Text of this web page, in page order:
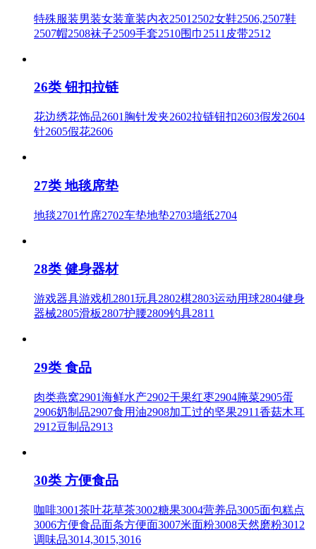
特殊服装男装女装童装内衣25012502女鞋2506,2507鞋
2507帽2508袜子2509手套2510围巾2511皮带2512
26类 钮扣拉链
花边绣花饰品2601胸针发夹2602拉链钮扣2603假发2604
针2605假花2606
27类 地毯席垫
地毯2701竹席2702车垫地垫2703墙纸2704
28类 健身器材
游戏器具游戏机2801玩具2802棋2803运动用球2804健身
器械2805滑板2807护腰2809钓具2811
29类 食品
肉类燕窝2901海鲜水产2902干果红枣2904腌菜2905蛋
2906奶制品2907食用油2908加工过的坚果2911香菇木耳
2912豆制品2913
30类 方便食品
咖啡3001茶叶花草茶3002糖果3004营养品3005面包糕点
3006方便食品面条方便面3007米面粉3008天然磨粉3012
调味品3014,3015,3016